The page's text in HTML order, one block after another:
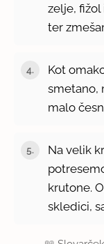
zelje, fižol
ter
Kot
smetano,
malo
Na velik
krutone.
skledici,